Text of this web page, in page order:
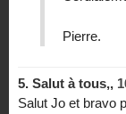
Pierre.
5. Salut à tous,,
Salut Jo et bravo